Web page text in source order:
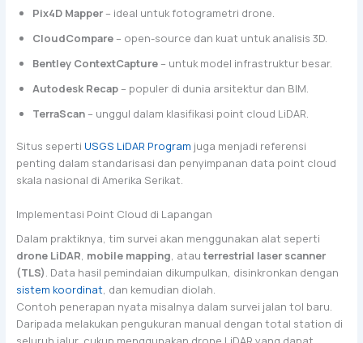
Pix4D Mapper– ideal untuk fotogrametri drone.
CloudCompare– open-source dan kuat untuk analisis 3D.
Bentley ContextCapture– untuk model infrastruktur besar.
Autodesk Recap– populer di dunia arsitektur dan BIM.
TerraScan– unggul dalam klasifikasi point cloud LiDAR.
Situs seperti USGS LiDAR Program juga menjadi referensi
penting dalam standarisasi dan penyimpanan data point cloud
skala nasional di Amerika Serikat.
Implementasi Point Cloud di Lapangan
Dalam praktiknya, tim survei akan menggunakan alat seperti
drone LiDAR, mobile mapping, atauterrestrial laser scanner
(TLS). Data hasil pemindaian dikumpulkan, disinkronkan dengan
sistem koordinat, dan kemudian diolah.
Contoh penerapan nyata misalnya dalam survei jalan tol baru.
Daripada melakukan pengukuran manual dengan total station di